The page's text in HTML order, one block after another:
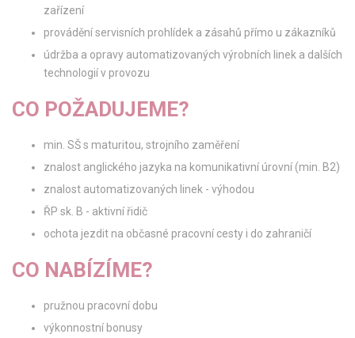
zařízení
provádění servisních prohlídek a zásahů přímo u zákazníků
údržba a opravy automatizovaných výrobních linek a dalších
technologií v provozu
CO POŽADUJEME?
min. SŠ s maturitou, strojního zaměření
znalost anglického jazyka na komunikativní úrovní (min. B2)
znalost automatizovaných linek - výhodou
ŘP sk. B - aktivní řidič
ochota jezdit na občasné pracovní cesty i do zahraničí
CO NABÍZÍME?
pružnou pracovní dobu
výkonnostní bonusy